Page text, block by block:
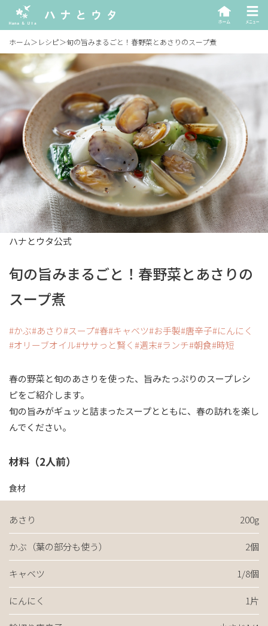
ホーム＞ レシピ＞旬の旨みまるごと！春野菜とあさりのスープ煮
ハナとウタ公式
旬の旨みまるごと！春野菜とあさりの
スープ煮
かぶ あさり スープ 春 キャベツ お手製 唐辛子 にんにく
オリーブオイル ササっと賢く 週末 ランチ 朝食 時短
春の野菜と旬のあさりを使った、旨みたっぷりのスープレシ
ピをご紹介します。
旬の旨みがギュッと詰まったスープとともに、春の訪れを楽し
んでください。
材料（2人前）
食材
あさり 200g
かぶ（葉の部分も使う） 2個
キャベツ 1/8個
にんにく 1片